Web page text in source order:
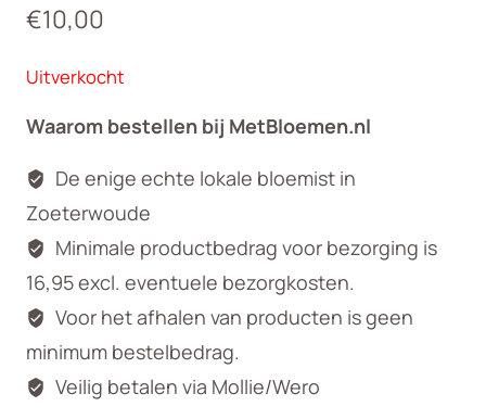
€10,00
Uitverkocht
Waarom bestellen bij MetBloemen.nl
De enige echte lokale bloemist in
Zoeterwoude
Minimale productbedrag voor bezorging is
16,95 excl. eventuele bezorgkosten.
Voor het afhalen van producten is geen
minimum bestelbedrag.
Veilig betalen via Mollie/Wero